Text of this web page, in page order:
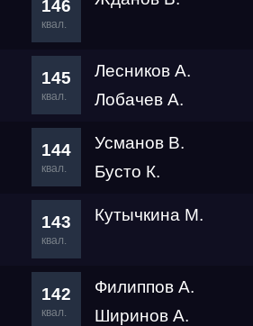
146
квал.
145
квал.
Лесников А.
Лобачев А.
144
квал.
Усманов В.
Бусто К.
143
квал.
Кутычкина М.
142
квал.
Филиппов А.
Ширинов А.